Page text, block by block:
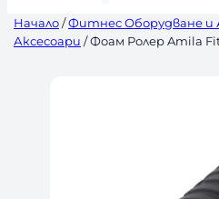
Начало/Фитнес Оборудване и
Аксесоари / Фоам Ролер Amila